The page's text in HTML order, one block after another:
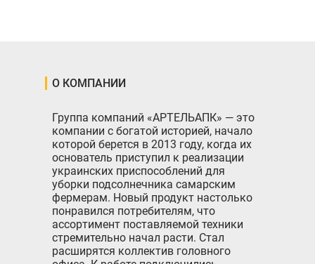
О КОМПАНИИ
Группа компаний «АРТЕЛЬАПК» — это
компании с богатой историей, начало
которой берется в 2013 году, когда их
основатель приступил к реализации
украинских приспособлений для
уборки подсолнечника самарским
фермерам. Новый продукт настолько
понравился потребителям, что
ассортимент поставляемой техники
стремительно начал расти. Стал
расширятся коллектив головного